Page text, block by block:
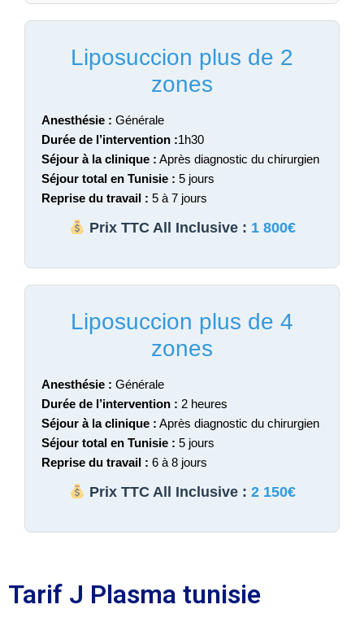
Liposuccion plus de 2
zones
Anesthésie : Générale
Durée de l’intervention :1h30
Séjour à la clinique : Après diagnostic du chirurgien
Séjour total en Tunisie : 5 jours
Reprise du travail : 5 à 7 jours
Prix TTC All Inclusive : 1 800€
Liposuccion plus de 4
zones
Anesthésie : Générale
Durée de l’intervention : 2 heures
Séjour à la clinique : Après diagnostic du chirurgien
Séjour total en Tunisie : 5 jours
Reprise du travail : 6 à 8 jours
Prix TTC All Inclusive : 2 150€
Tarif J Plasma tunisie